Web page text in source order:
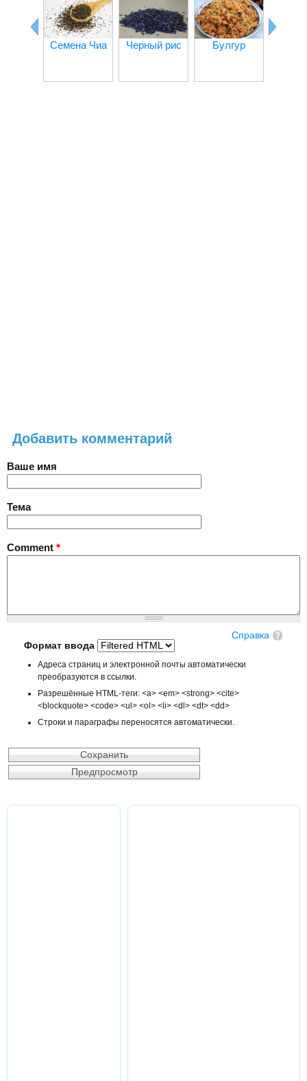
Семена Чиа Черный рис Булгур
Добавить комментарий
Ваше имя
Тема
Comment *
Справка
Формат ввода
Адреса страниц и электронной почты автоматически
преобразуются в ссылки.
Разрешённые HTML-теги: <a> <em> <strong> <cite>
<blockquote> <code> <ul> <ol> <li> <dl> <dt> <dd>
Строки и параграфы переносятся автоматически.